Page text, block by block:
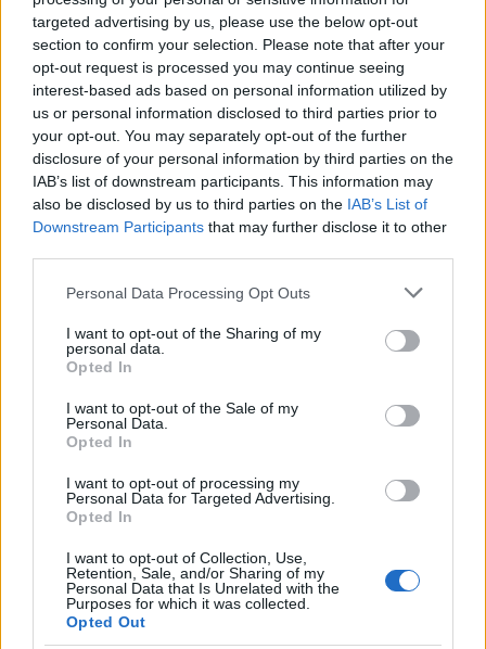
targeted advertising by us, please use the below opt-out
section to confirm your selection. Please note that after your
opt-out request is processed you may continue seeing
interest-based ads based on personal information utilized by
us or personal information disclosed to third parties prior to
your opt-out. You may separately opt-out of the further
disclosure of your personal information by third parties on the
IAB’s list of downstream participants. This information may
also be disclosed by us to third parties on the IAB’s List of
Downstream Participants that may further disclose it to other
Please note that this website/app uses one or more Google
not limited to your visit or usage behaviour. You may click to
grant or deny consent to Google and its third-party tags to
use your data for below specified purposes in below Google
consent section.
Personal Data Processing Opt Outs
I want to opt-out of the Sharing of my
personal data.
Opted In
I want to opt-out of the Sale of my
Personal Data.
Opted In
I want to opt-out of processing my
Personal Data for Targeted Advertising.
Opted In
I want to opt-out of Collection, Use,
Retention, Sale, and/or Sharing of my
Personal Data that Is Unrelated with the
Purposes for which it was collected.
Opted Out
Su WhatsApp al numero +39
345 356 7512
Ricevi le nostre ultime news
daGoogle News
Condividi l'articolo
F
a
ce
b
o
o
k
T
w
it
te
r
Pi
te
st
W
at
A
p
S
a
Articolo precedente
Auto prende fuoco sulla strada statale 125 a
Olbia, cosa è successo